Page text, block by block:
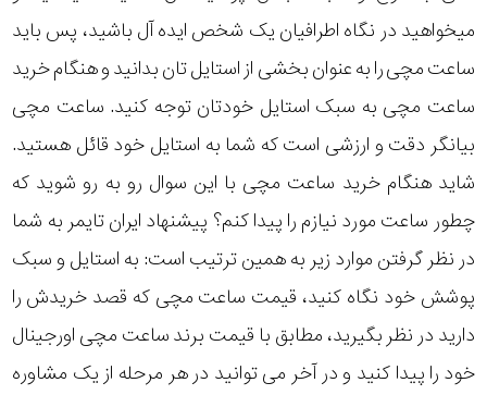
میخواهید در نگاه اطرافیان یک شخص ایده آل باشید، پس باید
ساعت مچی را به عنوان بخشی از استایل تان بدانید و هنگام خرید
ساعت مچی به سبک استایل خودتان توجه کنید. ساعت مچی
بیانگر دقت و ارزشی است که شما به استایل خود قائل هستید.
شاید هنگام خرید ساعت مچی با این سوال رو به رو شوید که
چطور ساعت مورد نیازم را پیدا کنم؟ پیشنهاد ایران تایمر به شما
در نظر گرفتن موارد زیر به همین ترتیب است: به استایل و سبک
پوشش خود نگاه کنید، قیمت ساعت مچی که قصد خریدش را
دارید در نظر بگیرید، مطابق با قیمت برند ساعت مچی اورجینال
خود را پیدا کنید و در آخر می توانید در هر مرحله از یک مشاوره
لیکوپر
آدیداس
متی
دنیل
گورمن
نمایش
جنسیت
استایل
محدوده
عرض
طرح